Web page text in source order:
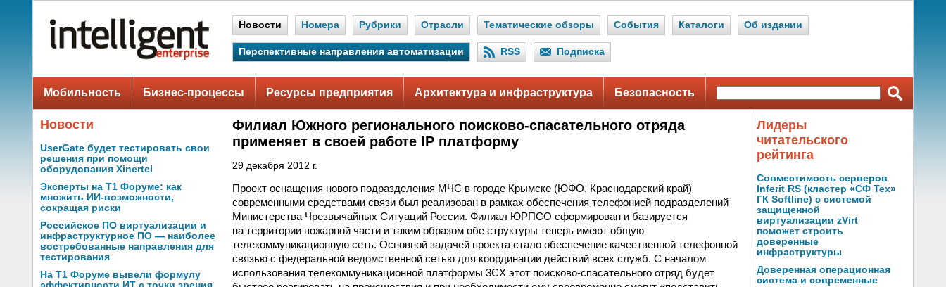
Новости Номера Рубрики Отрасли Тематические обзоры События Каталоги Об издании
Перспективные направления автоматизации RSS Подписка
Мобильность Бизнес-процессы Ресурсы предприятия Архитектура и инфраструктура Безопасность
Новости
UserGate будет тестировать свои
решения при помощи
оборудования Xinertel
Эксперты на Т1 Форуме: как
множить ИИ-возможности,
сокращая риски
Российское ПО виртуализации и
инфраструктурное ПО — наиболее
востребованные направления для
тестирования
На Т1 Форуме вывели формулу
Филиал Южного регионального поисково-спасательного отряда
применяет в своей работе IP платформу
29 декабря 2012 г.
Проект оснащения нового подразделения МЧС в городе Крымске (ЮФО, Краснодарский край)
современными средствами связи был реализован в рамках обеспечения телефонией подразделений
Министерства Чрезвычайных Ситуаций России. Филиал ЮРПСО сформирован и базируется
на территории пожарной части и таким образом обе структуры теперь имеют общую
телекоммуникационную сеть. Основной задачей проекта стало обеспечение качественной телефонной
связью с федеральной ведомственной сетью для координации действий всех служб. С началом
использования телекоммуникационной платформы 3CX этот поисково-спасательного отряд будет
Лидеры
читательского
рейтинга
Совместимость серверов
Inferit RS (кластер «СФ Тех»
ГК Softline) с системой
защищенной
виртуализации zVirt
поможет строить
доверенные
инфраструктуры
Доверенная операционная
система и современные